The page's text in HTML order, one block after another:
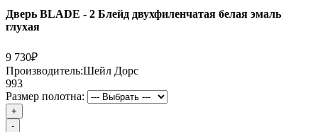
Дверь BLADE - 2 Блейд двухфиленчатая белая эмаль
глухая
9 730₽
Производитель:Шейл Дорс
993
Размер полотна:
+
-